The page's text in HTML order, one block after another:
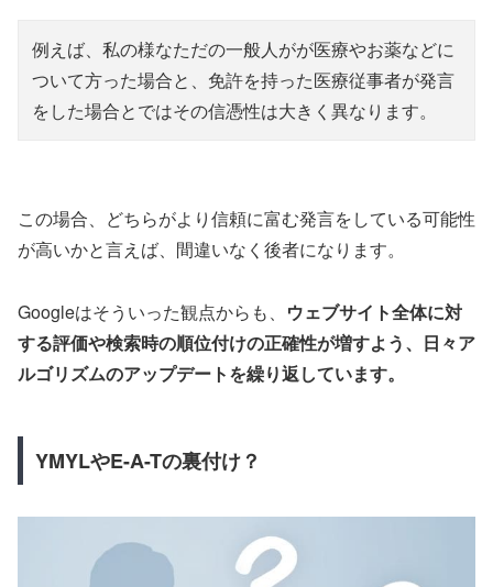
例えば、私の様なただの一般人がが医療やお薬などに
ついて方った場合と、免許を持った医療従事者が発言
をした場合とではその信憑性は大きく異なります。
この場合、どちらがより信頼に富む発言をしている可能性
が高いかと言えば、間違いなく後者になります。
Googleはそういった観点からも、 ウェブサイト全体に対
する評価や検索時の順位付けの正確性が増すよう、日々ア
ルゴリズムのアップデートを繰り返しています。
YMYLやE-A-Tの裏付け？